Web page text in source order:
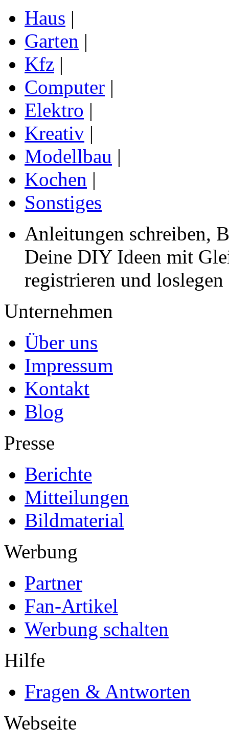
Haus |
Garten |
Kfz |
Computer |
Elektro |
Kreativ |
Modellbau |
Kochen |
Sonstiges
Anleitungen schreiben,
Deine DIY Ideen mit
registrieren und loslegen
Unternehmen
Über uns
Impressum
Kontakt
Blog
Presse
Berichte
Mitteilungen
Bildmaterial
Werbung
Partner
Fan-Artikel
Werbung schalten
Hilfe
Fragen & Antworten
Webseite